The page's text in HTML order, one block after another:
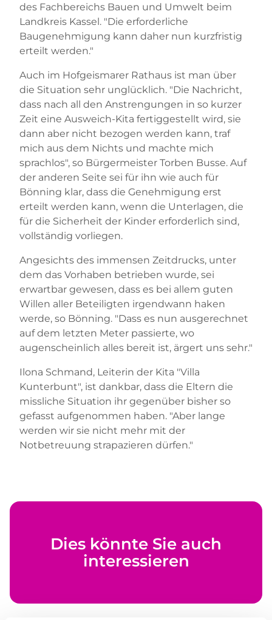
des Fachbereichs Bauen und Umwelt beim
Landkreis Kassel. "Die erforderliche
Baugenehmigung kann daher nun kurzfristig
erteilt werden."
Auch im Hofgeismarer Rathaus ist man über
die Situation sehr unglücklich. "Die Nachricht,
dass nach all den Anstrengungen in so kurzer
Zeit eine Ausweich-Kita fertiggestellt wird, sie
dann aber nicht bezogen werden kann, traf
mich aus dem Nichts und machte mich
sprachlos", so Bürgermeister Torben Busse. Auf
der anderen Seite sei für ihn wie auch für
Bönning klar, dass die Genehmigung erst
erteilt werden kann, wenn die Unterlagen, die
für die Sicherheit der Kinder erforderlich sind,
vollständig vorliegen.
Angesichts des immensen Zeitdrucks, unter
dem das Vorhaben betrieben wurde, sei
erwartbar gewesen, dass es bei allem guten
Willen aller Beteiligten irgendwann haken
werde, so Bönning. "Dass es nun ausgerechnet
auf dem letzten Meter passierte, wo
augenscheinlich alles bereit ist, ärgert uns sehr."
Ilona Schmand, Leiterin der Kita "Villa
Kunterbunt", ist dankbar, dass die Eltern die
missliche Situation ihr gegenüber bisher so
gefasst aufgenommen haben. "Aber lange
werden wir sie nicht mehr mit der
Notbetreuung strapazieren dürfen."
Dies könnte Sie auch
interessieren